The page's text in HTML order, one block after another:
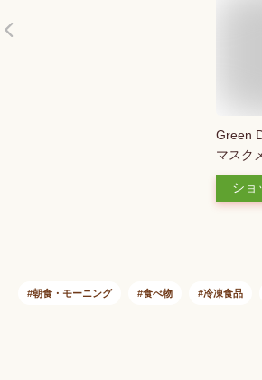
Green
マスク
ン 業務
500g
IQF 青
ショ
朝食・モーニング 食べ物 冷凍食品